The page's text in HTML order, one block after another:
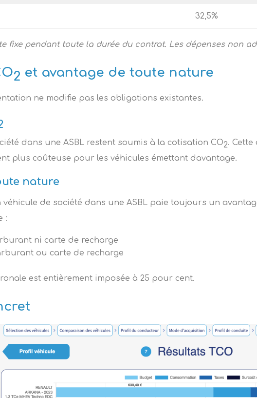
32,5%
fixe pendant toute la durée du contrat. Les dépenses non
2 et avantage de toute nature
ne modifie pas les obligations existantes.
dans une ASBL restent soumis à la cotisation CO2.
plus coûteuse pour les véhicules émettant davantage.
nature
véhicule de société dans une ASBL paie toujours un
:
ni carte de recharge
ou carte de recharge
est entièrement imposée à 25 pour cent.